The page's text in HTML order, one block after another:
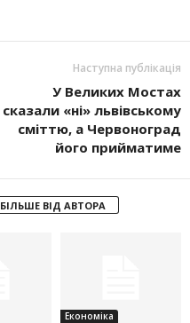
Наступна публікація
У Великих Мостах
сказали «ні» львівському
сміттю, а Червоноград
його прийматиме
БІЛЬШЕ ВІД АВТОРА
Економіка